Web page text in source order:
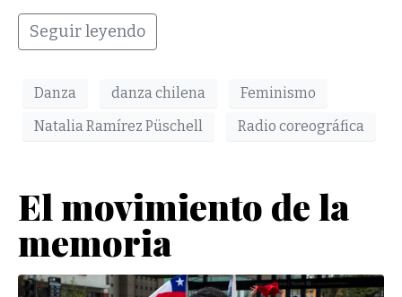
Seguir leyendo
Danza danza chilena
Feminismo
Natalia Ramírez Püschell
Radio coreográfica
​​​El movimiento de la
memoria